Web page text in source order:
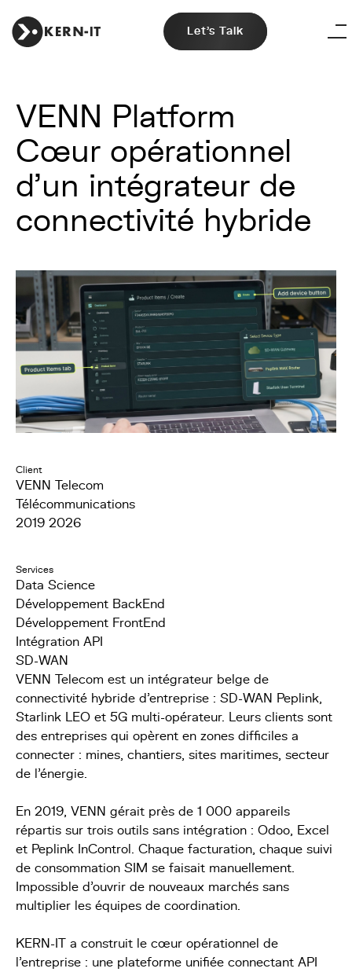
Let's Talk
VENN Platform
Cœur opérationnel
d'un intégrateur de
connectivité hybride
Client
VENN Telecom
Télécommunications
2019 2026
Services
Data Science
Développement BackEnd
Développement FrontEnd
Intégration API
SD-WAN
VENN Telecom est un intégrateur belge de
connectivité hybride d'entreprise : SD-WAN Peplink,
Starlink LEO et 5G multi-opérateur. Leurs clients sont
des entreprises qui opèrent en zones difficiles a
connecter : mines, chantiers, sites maritimes, secteur
de l'énergie.
En 2019, VENN gérait près de 1 000 appareils
répartis sur trois outils sans intégration : Odoo, Excel
et Peplink InControl. Chaque facturation, chaque suivi
de consommation SIM se faisait manuellement.
Impossible d'ouvrir de nouveaux marchés sans
multiplier les équipes de coordination.
KERN-IT a construit le cœur opérationnel de
l'entreprise : une plateforme unifiée connectant API